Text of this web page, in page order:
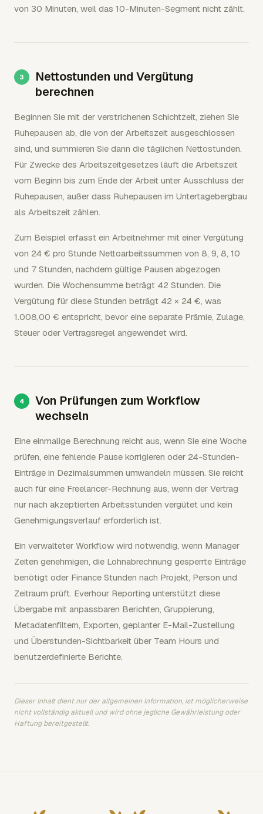
von 30 Minuten, weil das 10-Minuten-Segment nicht zählt.
Nettostunden und Vergütung
berechnen
Beginnen Sie mit der verstrichenen Schichtzeit, ziehen Sie
Ruhepausen ab, die von der Arbeitszeit ausgeschlossen
sind, und summieren Sie dann die täglichen Nettostunden.
Für Zwecke des Arbeitszeitgesetzes läuft die Arbeitszeit
vom Beginn bis zum Ende der Arbeit unter Ausschluss der
Ruhepausen, außer dass Ruhepausen im Untertagebergbau
als Arbeitszeit zählen.
Zum Beispiel erfasst ein Arbeitnehmer mit einer Vergütung
von 24 € pro Stunde Nettoarbeitssummen von 8, 9, 8, 10
und 7 Stunden, nachdem gültige Pausen abgezogen
wurden. Die Wochensumme beträgt 42 Stunden. Die
Vergütung für diese Stunden beträgt 42 × 24 €, was
1.008,00 € entspricht, bevor eine separate Prämie, Zulage,
Steuer oder Vertragsregel angewendet wird.
Von Prüfungen zum Workflow
wechseln
Eine einmalige Berechnung reicht aus, wenn Sie eine Woche
prüfen, eine fehlende Pause korrigieren oder 24-Stunden-
Einträge in Dezimalsummen umwandeln müssen. Sie reicht
auch für eine Freelancer-Rechnung aus, wenn der Vertrag
nur nach akzeptierten Arbeitsstunden vergütet und kein
Genehmigungsverlauf erforderlich ist.
Ein verwalteter Workflow wird notwendig, wenn Manager
Zeiten genehmigen, die Lohnabrechnung gesperrte Einträge
benötigt oder Finance Stunden nach Projekt, Person und
Zeitraum prüft. Everhour Reporting unterstützt diese
Übergabe mit anpassbaren Berichten, Gruppierung,
Metadatenfiltern, Exporten, geplanter E-Mail-Zustellung
und Überstunden-Sichtbarkeit über Team Hours und
benutzerdefinierte Berichte.
Dieser Inhalt dient nur der allgemeinen Information, ist möglicherweise
nicht vollständig aktuell und wird ohne jegliche Gewährleistung oder
Haftung bereitgestellt.